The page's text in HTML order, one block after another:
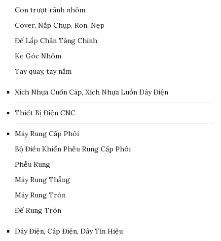
Con trượt rãnh nhôm
Cover, Nắp Chụp, Ron, Nẹp
Đế Lắp Chân Tăng Chỉnh
Ke Góc Nhôm
Tay quay, tay nắm
Xích Nhựa Cuốn Cáp, Xích Nhựa Luồn Dây Điện
Thiết Bị Điện CNC
Máy Rung Cấp Phôi
Bộ Điều Khiển Phễu Rung Cấp Phôi
Phễu Rung
Máy Rung Thẳng
Máy Rung Tròn
Đế Rung Tròn
Dây Điện, Cáp Điện, Dây Tín Hiệu